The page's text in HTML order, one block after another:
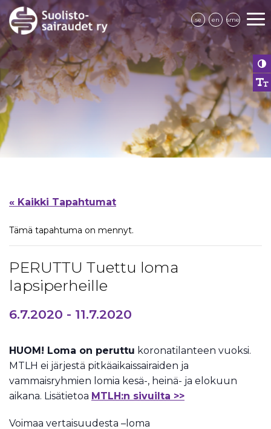
se en sme
« Kaikki Tapahtumat
Tämä tapahtuma on mennyt.
PERUTTU Tuettu loma
lapsiperheille
6.7.2020 - 11.7.2020
HUOM! Loma on peruttu koronatilanteen vuoksi.
MTLH ei järjestä pitkäaikaissairaiden ja
vammaisryhmien lomia kesä-, heinä- ja elokuun
aikana. Lisätietoa MTLH:n sivuilta >>
Voimaa vertaisuudesta –loma